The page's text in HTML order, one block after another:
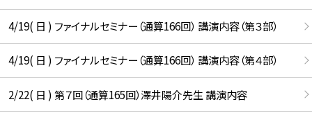
4/19( 日 ) ファイナルセミナー（通算166回） 講演内容（第３部）
4/19( 日 ) ファイナルセミナー（通算166回） 講演内容（第４部）
2/22( 日 ) 第７回（通算165回）澤井陽介先生 講演内容